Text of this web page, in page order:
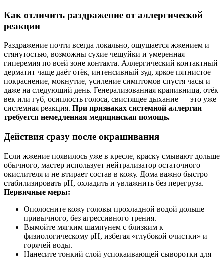
Как отличить раздражение от аллергической
реакции
Раздражение почти всегда локально, ощущается жжением и
стянутостью, возможны сухие чешуйки и умеренная
гиперемия по всей зоне контакта. Аллергический контактный
дерматит чаще даёт отёк, интенсивный зуд, яркое пятнистое
покраснение, мокнутие, усиление симптомов спустя часы и
даже на следующий день. Генерализованная крапивница, отёк
век или губ, осиплость голоса, свистящее дыхание — это уже
системная реакция. При признаках системной аллергии
требуется немедленная медицинская помощь.
Действия сразу после окрашивания
Если жжение появилось уже в кресле, краску смывают дольше
обычного, мастер использует нейтрализатор остаточного
окислителя и не втирает состав в кожу. Дома важно быстро
стабилизировать pH, охладить и увлажнить без перегруза.
Первичные меры:
Ополосните кожу головы прохладной водой дольше
привычного, без агрессивного трения.
Вымойте мягким шампунем с близким к
физиологическому pH, избегая «глубокой очистки» и
горячей воды.
Нанесите тонкий слой успокаивающей сыворотки для